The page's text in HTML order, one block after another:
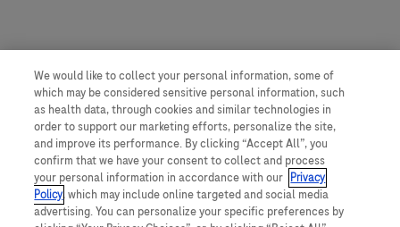
We would like to collect your personal information, some of
which may be considered sensitive personal information, such
as health data, through cookies and similar technologies in
order to support our marketing efforts, personalize the site,
and improve its performance. By clicking “Accept All”, you
confirm that we have your consent to collect and process
your personal information in accordance with our Privacy
Policy, which may include online targeted and social media
advertising. You can personalize your specific preferences by